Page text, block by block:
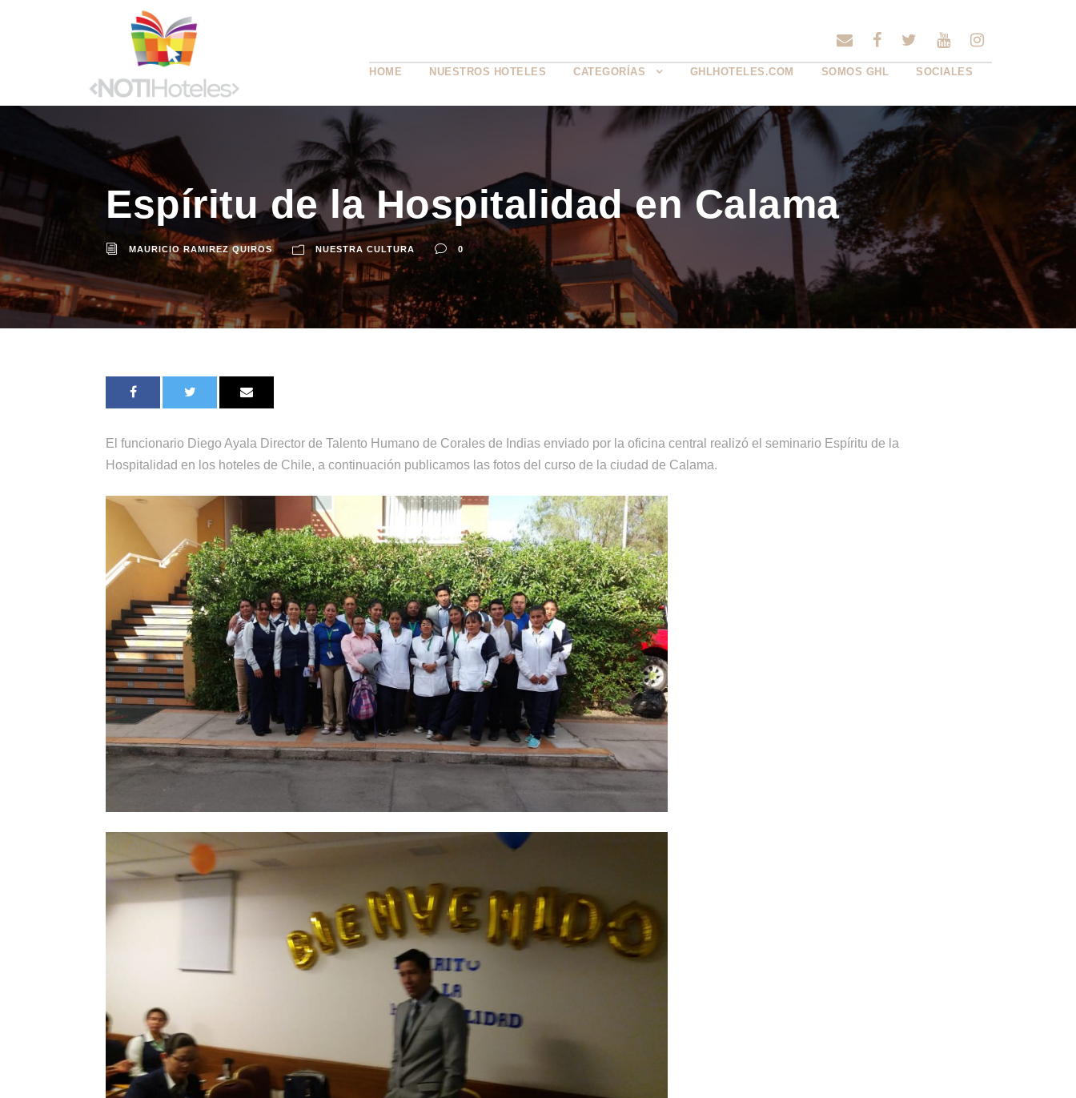
HOME NUESTROS HOTELES CATEGORÍAS GHLHOTELES.COM SOMOS GHL SOCIALES
Espíritu de la Hospitalidad en Calama
MAURICIO RAMIREZ QUIROS NUESTRA CULTURA 0
El funcionario Diego Ayala Director de Talento Humano de Corales de Indias enviado por la oficina central realizó el seminario Espíritu de la
Hospitalidad en los hoteles de Chile, a continuación publicamos las fotos del curso de la ciudad de Calama.